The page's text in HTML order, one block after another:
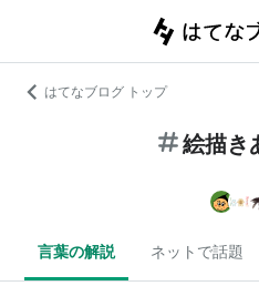
はてなブログ トップ
絵描き
言葉の解説 ネットで話題